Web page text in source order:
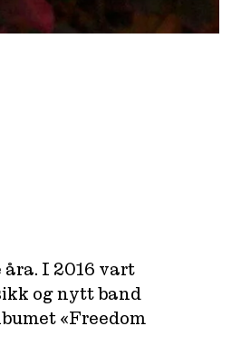
I 2016 vart
og nytt band
«Freedom